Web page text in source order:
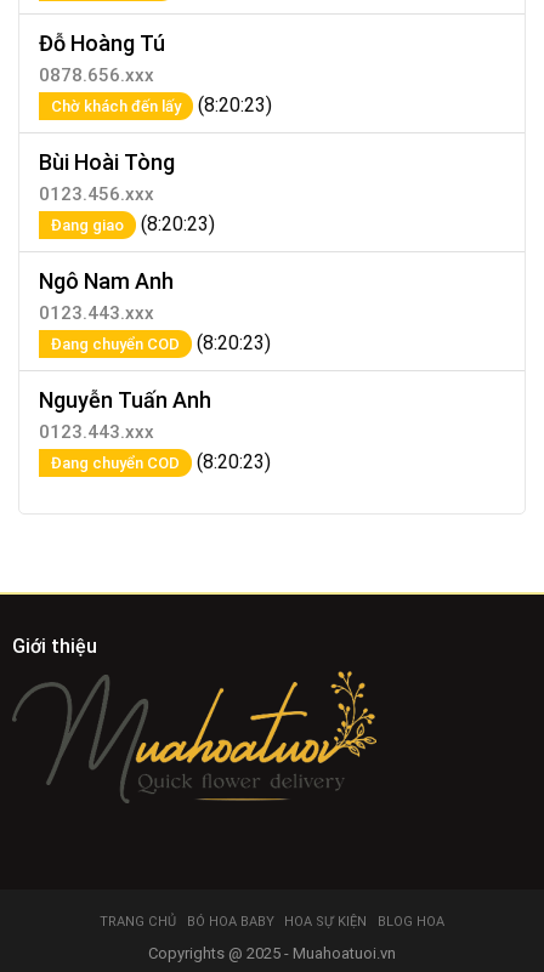
Đỗ Hoàng Tú
0878.656.xxx
Chờ khách đến lấy (8:20:23)
Bùi Hoài Tòng
0123.456.xxx
Đang giao (8:20:23)
Ngô Nam Anh
0123.443.xxx
Đang chuyển COD (8:20:23)
Nguyễn Tuấn Anh
0123.443.xxx
Đang chuyển COD (8:20:23)
Giới thiệu
TRANG CHỦ BÓ HOA BABY HOA SỰ KIỆN BLOG HOA
Copyrights @ 2025 - Muahoatuoi.vn